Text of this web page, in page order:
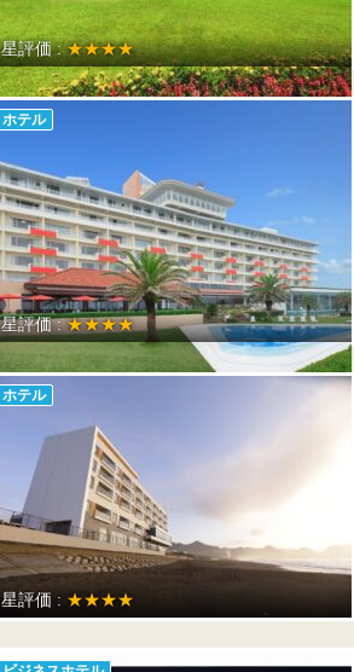
星評価 :★★★★
ホテル
星評価 :★★★★
ホテル
星評価 : ★★★★